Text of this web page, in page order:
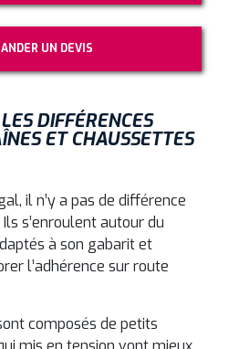
UN DEVIS
DIFFÉRENCES
ET CHAUSSETTES
il n’y a pas de différence
s’enroulent autour du
à son gabarit et
l’adhérence sur route
composés de petits